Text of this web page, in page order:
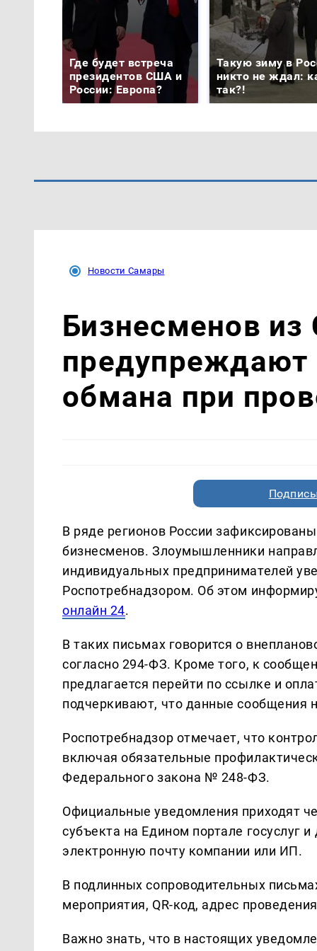
Где будет встреча
президентов США и
России: Европа?
Такую зиму в
никто не ждал:
так?!
Новости Самары
Бизнесменов
предупреждают
обмана при
В ряде регионов России
бизнесменов. Злоумышленники
индивидуальных предпринимателей
Роспотребнадзором. Об этом
онлайн 24.
В таких письмах говорится о
согласно 294-ФЗ. Кроме того, к
предлагается перейти по ссылке и
подчеркивают, что данные сообщения
Роспотребнадзор отмечает, что
включая обязательные
Федерального закона № 248-ФЗ.
Официальные уведомления приходят
субъекта на Едином портале госуслуг
электронную почту компании или ИП.
В подлинных сопроводительных
мероприятия, QR-код, адрес
Важно знать, что в настоящих